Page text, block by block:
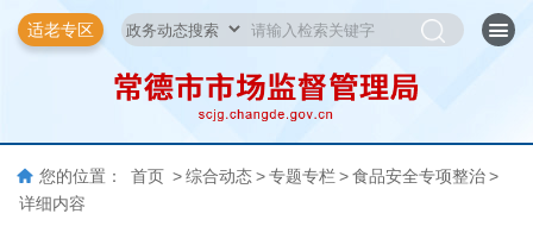
适老专区
您的位置： 首页 > 综合动态 > 专题专栏 > 食品安全专项整治 >
详细内容